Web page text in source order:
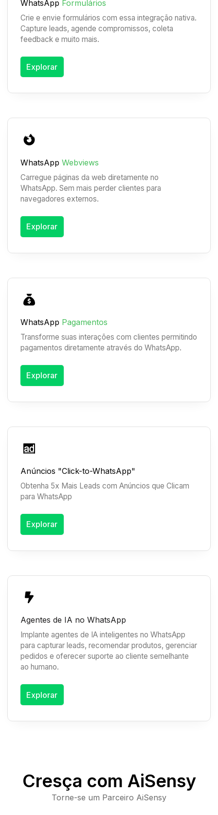
WhatsApp Formulários
Crie e envie formulários com essa integração nativa.
Capture leads, agende compromissos, coleta
feedback e muito mais.
Explorar
WhatsApp Webviews
Carregue páginas da web diretamente no
WhatsApp. Sem mais perder clientes para
navegadores externos.
Explorar
WhatsApp Pagamentos
Transforme suas interações com clientes permitindo
pagamentos diretamente através do WhatsApp.
Explorar
Anúncios "Click-to-WhatsApp"
Obtenha 5x Mais Leads com Anúncios que Clicam
para WhatsApp
Explorar
Agentes de IA no WhatsApp
Implante agentes de IA inteligentes no WhatsApp
para capturar leads, recomendar produtos, gerenciar
pedidos e oferecer suporte ao cliente semelhante
ao humano.
Explorar
Cresça com AiSensy
Torne-se um Parceiro AiSensy